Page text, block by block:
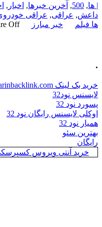
| ها,
500
,آخرین خبرها,اخبار,
داعش ,عراقی ,عراقی خودروی
ها فیلم
خبر مبارز Off
خرید بک لینک behtarinbacklink.com
لایسنس نود32
پسورد نود 32
اوکلی لایسنس رایگان نود 32
همیار نود 32
بهترین سئو
رایگان
خرید آنتی ویروس